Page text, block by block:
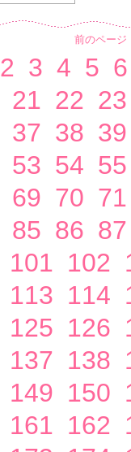
前のページ
2 3 4 5 6
21 22 23
37 38 39
53 54 55
69 70 71
85 86 87
101 102
113 114
125 126
137 138
149 150
161 162